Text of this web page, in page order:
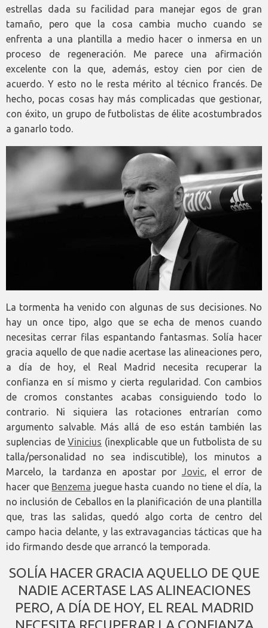
estrellas dada su facilidad para manejar egos de gran
tamaño, pero que la cosa cambia mucho cuando se
enfrenta a una plantilla a medio hacer o inmersa en un
proceso de regeneración. Me parece una afirmación
excelente con la que, además, estoy cien por cien de
acuerdo. Y esto no le resta mérito al técnico francés. De
hecho, pocas cosas hay más complicadas que gestionar,
con éxito, un grupo de futbolistas de élite acostumbrados
a ganarlo todo.
La tormenta ha venido con algunas de sus decisiones. No
hay un once tipo, algo que se echa de menos cuando
necesitas cerrar filas espantando fantasmas. Solía hacer
gracia aquello de que nadie acertase las alineaciones pero,
a día de hoy, el Real Madrid necesita recuperar la
confianza en sí mismo y cierta regularidad. Con cambios
de cromos constantes acabas consiguiendo todo lo
contrario. Ni siquiera las rotaciones entrarían como
argumento salvable. Más allá de eso están también las
suplencias deVinicius (inexplicable que un futbolista de su
talla/personalidad no sea indiscutible), los minutos a
Marcelo, la tardanza en apostar por Jovic, el error de
hacer que Benzema juegue hasta cuando no tiene el día, la
no inclusión de Ceballos en la planificación de una plantilla
que, tras las salidas, quedó algo corta de centro del
campo hacia delante, y las extravagancias tácticas que ha
ido firmando desde que arrancó la temporada.
SOLÍA HACER GRACIA AQUELLO DE QUE
NADIE ACERTASE LAS ALINEACIONES
PERO, A DÍA DE HOY, EL REAL MADRID
NECESITA RECUPERAR LA CONFIANZA